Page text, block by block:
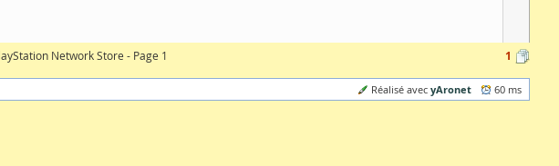
Network Store - Page 1 1
Réalisé avec yAronet 60 ms